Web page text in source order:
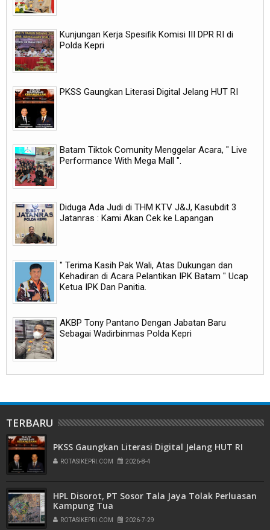
Kunjungan Kerja Spesifik Komisi III DPR RI di
Polda Kepri
PKSS Gaungkan Literasi Digital Jelang HUT RI
Batam Tiktok Comunity Menggelar Acara, " Live
Performance With Mega Mall ".
Diduga Ada Judi di THM KTV J&J, Kasubdit 3
Jatanras : Kami Akan Cek ke Lapangan
" Terima Kasih Pak Wali, Atas Dukungan dan
Kehadiran di Acara Pelantikan IPK Batam " Ucap
Ketua IPK Dan Panitia.
AKBP Tony Pantano Dengan Jabatan Baru
Sebagai Wadirbinmas Polda Kepri
TERBARU
PKSS Gaungkan Literasi Digital Jelang HUT RI
ROTASIKEPRI.COM 2026-8-4
HPL Disorot, PT Sosor Tala Jaya Tolak Perluasan
Kampung Tua
ROTASIKEPRI.COM 2026-7-29